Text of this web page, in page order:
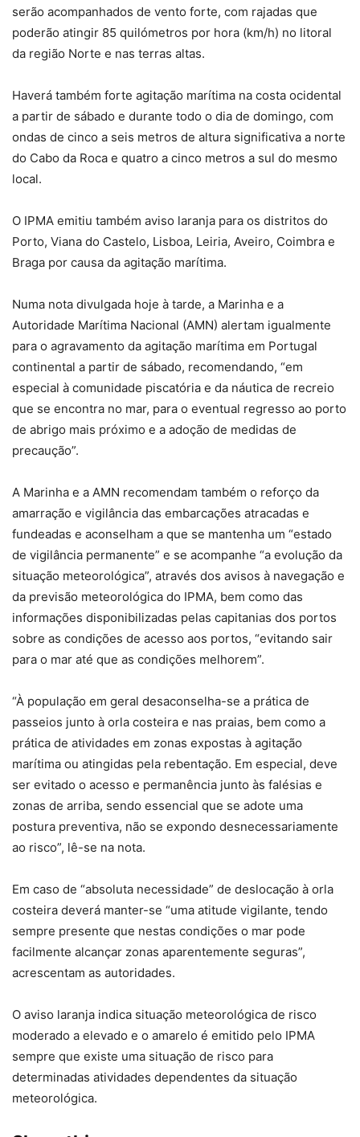
serão acompanhados de vento forte, com rajadas que
poderão atingir 85 quilómetros por hora (km/h) no litoral
da região Norte e nas terras altas.
Haverá também forte agitação marítima na costa ocidental
a partir de sábado e durante todo o dia de domingo, com
ondas de cinco a seis metros de altura significativa a norte
do Cabo da Roca e quatro a cinco metros a sul do mesmo
local.
O IPMA emitiu também aviso laranja para os distritos do
Porto, Viana do Castelo, Lisboa, Leiria, Aveiro, Coimbra e
Braga por causa da agitação marítima.
Numa nota divulgada hoje à tarde, a Marinha e a
Autoridade Marítima Nacional (AMN) alertam igualmente
para o agravamento da agitação marítima em Portugal
continental a partir de sábado, recomendando, “em
especial à comunidade piscatória e da náutica de recreio
que se encontra no mar, para o eventual regresso ao porto
de abrigo mais próximo e a adoção de medidas de
precaução”.
A Marinha e a AMN recomendam também o reforço da
amarração e vigilância das embarcações atracadas e
fundeadas e aconselham a que se mantenha um “estado
de vigilância permanente” e se acompanhe “a evolução da
situação meteorológica”, através dos avisos à navegação e
da previsão meteorológica do IPMA, bem como das
informações disponibilizadas pelas capitanias dos portos
sobre as condições de acesso aos portos, “evitando sair
para o mar até que as condições melhorem”.
“À população em geral desaconselha-se a prática de
passeios junto à orla costeira e nas praias, bem como a
prática de atividades em zonas expostas à agitação
marítima ou atingidas pela rebentação. Em especial, deve
ser evitado o acesso e permanência junto às falésias e
zonas de arriba, sendo essencial que se adote uma
postura preventiva, não se expondo desnecessariamente
ao risco”, lê-se na nota.
Em caso de “absoluta necessidade” de deslocação à orla
costeira deverá manter-se “uma atitude vigilante, tendo
sempre presente que nestas condições o mar pode
facilmente alcançar zonas aparentemente seguras”,
acrescentam as autoridades.
O aviso laranja indica situação meteorológica de risco
moderado a elevado e o amarelo é emitido pelo IPMA
sempre que existe uma situação de risco para
determinadas atividades dependentes da situação
meteorológica.